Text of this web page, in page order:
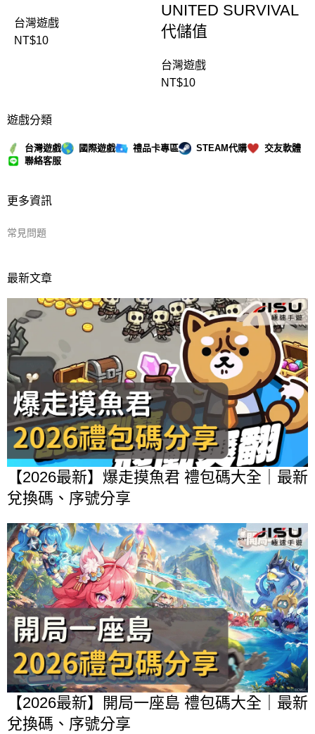
台灣遊戲
NT$10
UNITED SURVIVAL
代儲值
台灣遊戲
NT$10
遊戲分類
台灣遊戲 國際遊戲 禮品卡專區 STEAM代購
交友軟體
聯絡客服
更多資訊
常見問題
最新文章
【2026最新】爆走摸魚君 禮包碼大全｜最新
兌換碼、序號分享
【2026最新】開局一座島 禮包碼大全｜最新
兌換碼、序號分享